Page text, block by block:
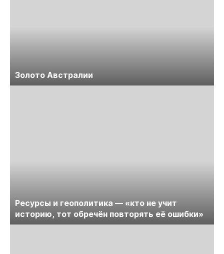
Золото Австралии
Ресурсы и геополитика — «кто не учит
историю, тот обречён повторять её ошибки»